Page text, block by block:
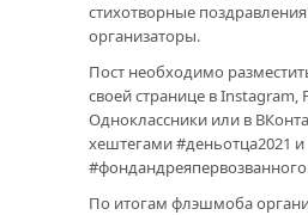
стихотворные
организаторы.
Пост необходимо
своей странице в Instagram,
Одноклассники или в
хештегами #деньотца2021 и
По итогам флэшмоба